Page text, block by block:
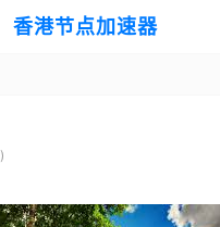
香港节点加速器